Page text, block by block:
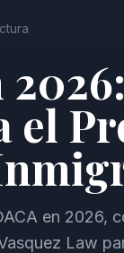
el
en 2026,
Law